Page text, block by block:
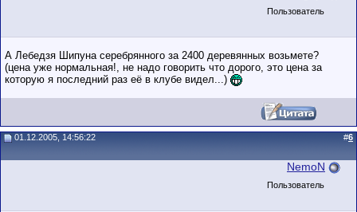
Пользователь
А Лебедзя Шипуна серебрянного за 2400 деревянных возьмете?
(цена уже нормальная!, не надо говорить что дорого, это цена за
которую я последний раз её в клубе видел...)
01.12.2005, 14:56:22 #6
NemoN
Пользователь